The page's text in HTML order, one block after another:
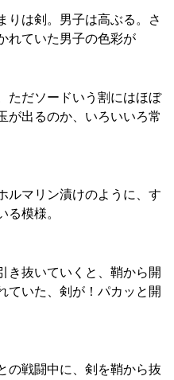
りは剣。男子は高ぶる。さ
れていた男子の色彩が
ただソードいう割にはほぼ
が出るのか、いろいいろ常
ルマリン漬けのように、す
る模様。
き抜いていくと、鞘から開
ていた、剣が！パカッと開
の戦闘中に、剣を鞘から抜